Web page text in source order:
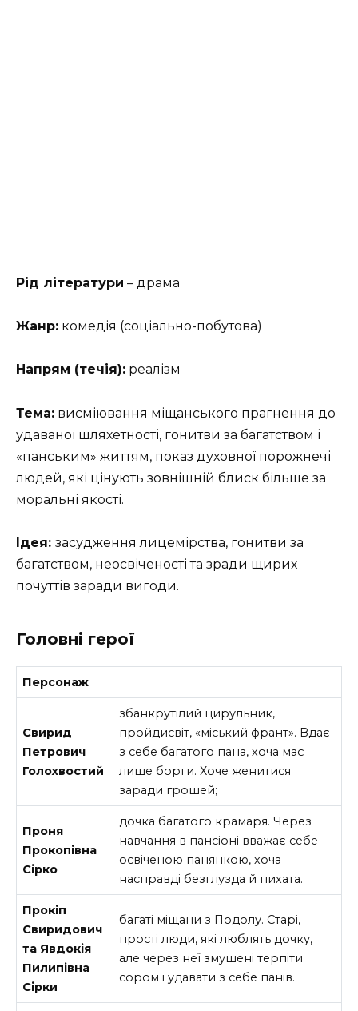
Рід літератури – драма
Жанр: комедія (соціально-побутова)
Напрям (течія): реалізм
Тема: висміювання міщанського прагнення до
удаваної шляхетності, гонитви за багатством і
«панським» життям, показ духовної порожнечі
людей, які цінують зовнішній блиск більше за
моральні якості.
Ідея: засудження лицемірства, гонитви за
багатством, неосвіченості та зради щирих
почуттів заради вигоди.
Головні герої
Персонаж
Свирид
Петрович
Голохвостий
збанкрутілий цирульник,
пройдисвіт, «міський франт». Вдає
з себе багатого пана, хоча має
лише борги. Хоче женитися
заради грошей;
Проня
Прокопівна
Сірко
дочка багатого крамаря. Через
навчання в пансіоні вважає себе
освіченою панянкою, хоча
насправді безглузда й пихата.
Прокіп
Свиридович
та Явдокія
Пилипівна
Сірки
багаті міщани з Подолу. Старі,
прості люди, які люблять дочку,
але через неї змушені терпіти
сором і удавати з себе панів.